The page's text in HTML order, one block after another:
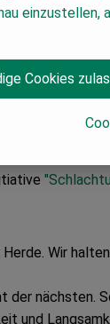
Für
Wir
und
einzustellen,
Cookies